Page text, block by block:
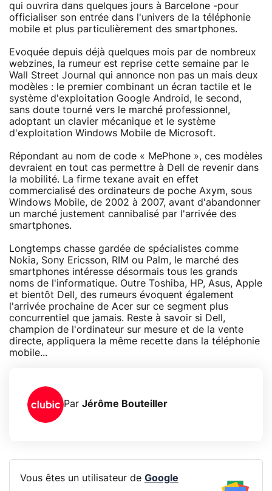
qui ouvrira dans quelques jours à Barcelone -pour
officialiser son entrée dans l'univers de la téléphonie
mobile et plus particulièrement des smartphones.
Evoquée depuis déjà quelques mois par de nombreux
webzines, la rumeur est reprise cette semaine par le
Wall Street Journal qui annonce non pas un mais deux
modèles : le premier combinant un écran tactile et le
système d'exploitation Google Android, le second,
sans doute tourné vers le marché professionnel,
adoptant un clavier mécanique et le système
d'exploitation Windows Mobile de Microsoft.
Répondant au nom de code « MePhone », ces modèles
devraient en tout cas permettre à Dell de revenir dans
la mobilité. La firme texane avait en effet
commercialisé des ordinateurs de poche Axym, sous
Windows Mobile, de 2002 à 2007, avant d'abandonner
un marché justement cannibalisé par l'arrivée des
smartphones.
Longtemps chasse gardée de spécialistes comme
Nokia, Sony Ericsson, RIM ou Palm, le marché des
smartphones intéresse désormais tous les grands
noms de l'informatique. Outre Toshiba, HP, Asus, Apple
et bientôt Dell, des rumeurs évoquent également
l'arrivée prochaine de Acer sur ce segment plus
concurrentiel que jamais. Reste à savoir si Dell,
champion de l'ordinateur sur mesure et de la vente
directe, appliquera la même recette dans la téléphonie
mobile...
Par Jérôme Bouteiller
Vous êtes un utilisateur de Google